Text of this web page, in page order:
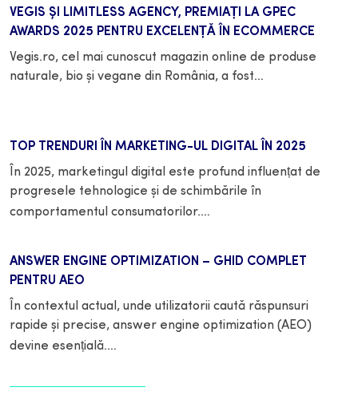
VEGIS ȘI LIMITLESS AGENCY, PREMIAȚI LA GPEC
AWARDS 2025 PENTRU EXCELENȚĂ ÎN ECOMMERCE
Vegis.ro, cel mai cunoscut magazin online de produse
naturale, bio și vegane din România, a fost…
TOP TRENDURI ÎN MARKETING-UL DIGITAL ÎN 2025
În 2025, marketingul digital este profund influențat de
progresele tehnologice și de schimbările în
comportamentul consumatorilor.…
ANSWER ENGINE OPTIMIZATION – GHID COMPLET
PENTRU AEO
În contextul actual, unde utilizatorii caută răspunsuri
rapide și precise, answer engine optimization (AEO)
devine esențială.…